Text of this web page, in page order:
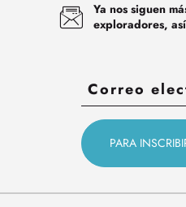
Ya nos siguen
exploradores,